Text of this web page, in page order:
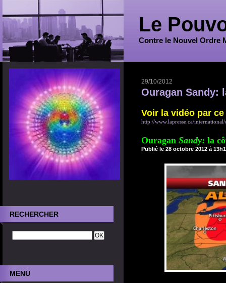
Le
Contre le Nouvel Ordre
RECHERCHER
MENU
29/10/2012
Ouragan Sandy:
Voir la vidéo par
http://www.lapresse.ca/
Ouragan Sandy: la
Publié le 28 octobre 2012 à